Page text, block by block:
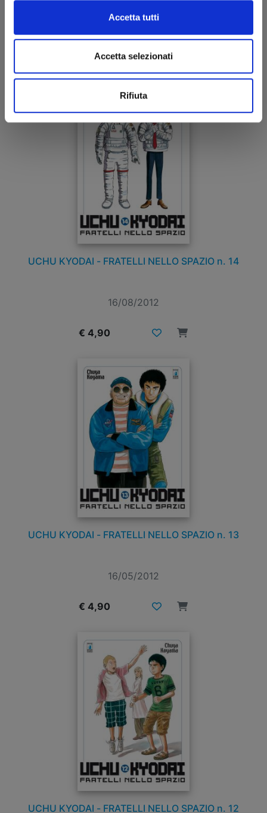
Accetta tutti
Accetta selezionati
Rifiuta
€ 4,90
UCHU KYODAI - FRATELLI NELLO SPAZIO n. 14
16/08/2012
€ 4,90
UCHU KYODAI - FRATELLI NELLO SPAZIO n. 13
16/05/2012
€ 4,90
UCHU KYODAI - FRATELLI NELLO SPAZIO n. 12